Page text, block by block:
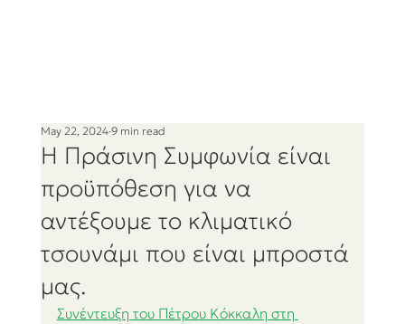
Η Πράσινη Συμφωνία είναι
προϋπόθεση για να
αντέξουμε το κλιματικό
τσουνάμι που είναι μπροστά
μας.
May 22, 2024 9 min read
Συνέντευξη του Πέτρου Κόκκαλη στη